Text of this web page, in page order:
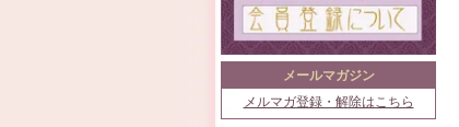
メールマガジン
メルマガ登録・解除はこちら